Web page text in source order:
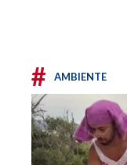
# AMBIENTE